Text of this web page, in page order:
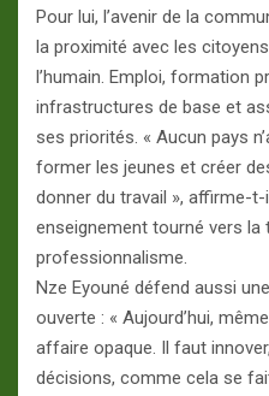
Pour lui, l’avenir de la
la proximité avec les
l’humain. Emploi, formation
infrastructures de base et
ses priorités. « Aucun pays
former les jeunes et créer
donner du travail », affirme-t-
enseignement tourné vers la
professionnalisme.
Nze Eyouné défend aussi
ouverte : « Aujourd’hui,
affaire opaque. Il faut
décisions, comme cela se